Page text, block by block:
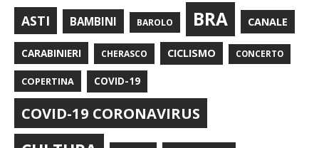
ASTI BAMBINI BAROLO BRA CANALE
CARABINIERI CHERASCO CICLISMO CONCERTO
COPERTINA COVID-19
COVID-19 CORONAVIRUS